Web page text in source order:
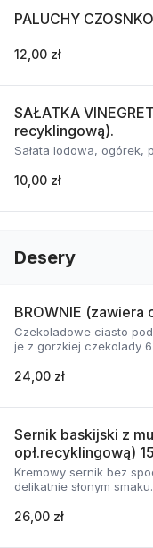
PALUCHY
12,00 zł
SAŁATKA
recyklingową).
Sałata lodowa, ogórek,
10,00 zł
Desery
BROWNIE (zawiera
Czekoladowe ciasto
je z gorzkiej czekolady
24,00 zł
Sernik baskijski z
opł.recyklingową)
Kremowy sernik bez
delikatnie słonym
26,00 zł